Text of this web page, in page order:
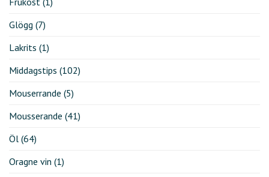
Glögg (7)
Lakrits (1)
Middagstips (102)
Mouserrande (5)
Mousserande (41)
Öl (64)
Oragne vin (1)